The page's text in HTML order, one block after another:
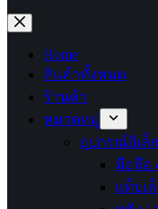
No
results
Home
สินค้าทั้งหมด
ร้านค้า
หมวดหมู่
อุปกรณ์อิเล็
มือถือ
แท็บเ